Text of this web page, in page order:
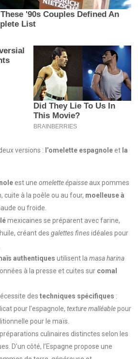
versions : l’omelette espagnoleet la
est une omelette épaisse aux pommes
cuite à la poêle ou au four, moelleuse à
ou froide.
mexicaines se préparent avec farine,
créant des galettes finesidéales pour
authentiques utilisent la masa harina
à la presse et cuites sur comal
des techniques spécifiques :
pour l’espagnole, texture malléablepour
pour le maïs.
culinaires distinctes selon les
D’un côté, l’Espagne propose une